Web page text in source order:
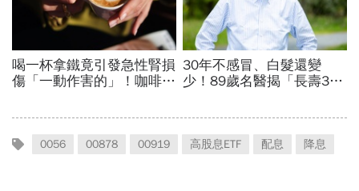
0056 00878 00919 高股息ETF 配息 降息